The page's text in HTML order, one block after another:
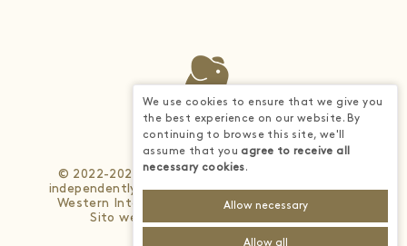
© 2022-2026 - Each BWH® Hotels property is
independently owned and operated. © 2025 Best
Western International, Inc. All rights reserved.
Sito web sviluppato da
We use cookies to ensure that we give you
the best experience on our website. By
continuing to browse this site, we'll
assume that you agree to receive all
necessary cookies.
Allow necessary
Allow all